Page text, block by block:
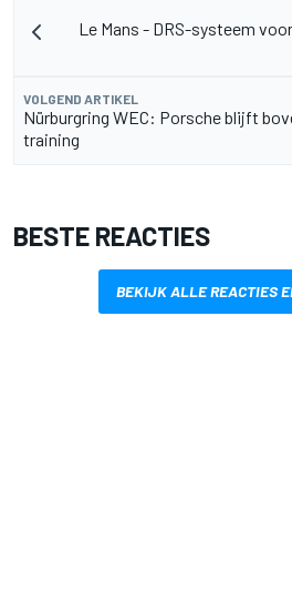
Le Mans - DRS-systeem
VOLGEND ARTIKEL
Nürburgring WEC: Porsche blijft
training
BESTE REACTIES
BEKIJK ALLE REACTIES